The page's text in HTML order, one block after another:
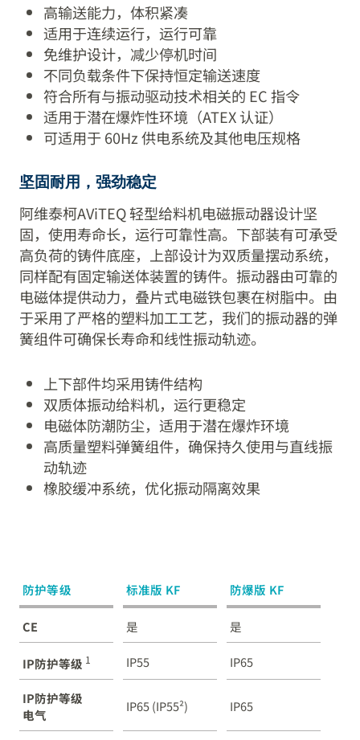
高输送能力，体积紧凑
适用于连续运行，运行可靠
免维护设计，减少停机时间
不同负载条件下保持恒定输送速度
符合所有与振动驱动技术相关的 EC 指令
适用于潜在爆炸性环境（ATEX 认证）
可适用于 60Hz 供电系统及其他电压规格
坚固耐用，强劲稳定
阿维泰柯AViTEQ 轻型给料机电磁振动器设计坚
固，使用寿命长，运行可靠性高。下部装有可承受
高负荷的铸件底座，上部设计为双质量摆动系统，
同样配有固定输送体装置的铸件。振动器由可靠的
电磁体提供动力，叠片式电磁铁包裹在树脂中。由
于采用了严格的塑料加工工艺，我们的振动器的弹
簧组件可确保长寿命和线性振动轨迹。
上下部件均采用铸件结构
双质体振动给料机，运行更稳定
电磁体防潮防尘，适用于潜在爆炸环境
高质量塑料弹簧组件，确保持久使用与直线振
动轨迹
橡胶缓冲系统，优化振动隔离效果
防护等级 标准版 KF 防爆版 KF
CE 是 是
IP防护等级 1 IP55 IP65
IP防护等级
电气
IP65 (IP55²) IP65